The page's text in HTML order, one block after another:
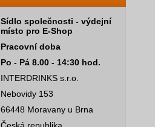
Sídlo společnosti - výdejní
místo pro E-Shop
Pracovní doba
Po - Pá 8.00 - 14:30 hod.
INTERDRINKS s.r.o.
Nebovidy 153
66448 Moravany u Brna